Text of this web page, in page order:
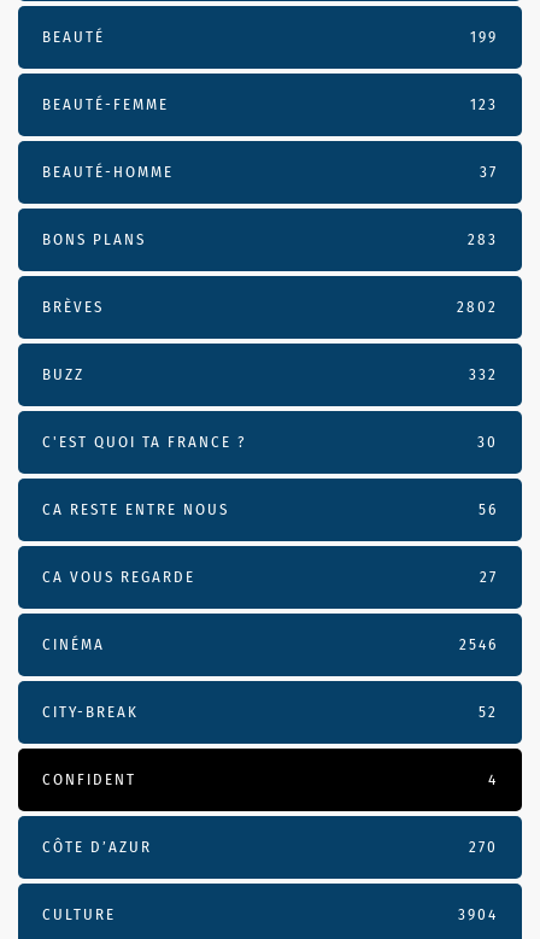
BEAUTÉ 199
BEAUTÉ-FEMME 123
BEAUTÉ-HOMME 37
BONS PLANS 283
BRÈVES 2802
BUZZ 332
C'EST QUOI TA FRANCE ? 30
CA RESTE ENTRE NOUS 56
CA VOUS REGARDE 27
CINÉMA 2546
CITY-BREAK 52
CONFIDENT 4
CÔTE D’AZUR 270
CULTURE 3904